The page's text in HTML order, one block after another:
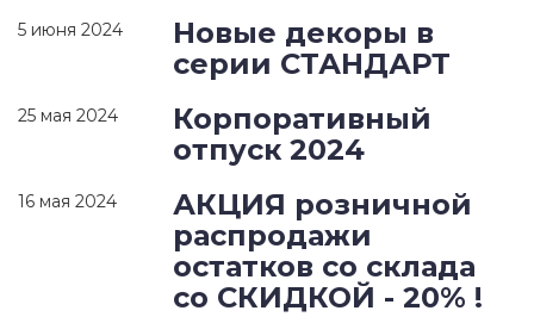
5 июня 2024
Новые декоры в
серии СТАНДАРТ
25 мая 2024
Корпоративный
отпуск 2024
16 мая 2024
АКЦИЯ розничной
распродажи
остатков со склада
со СКИДКОЙ - 20% !